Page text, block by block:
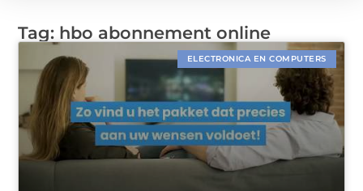
Tag: hbo abonnement online
ELECTRONICA EN COMPUTERS